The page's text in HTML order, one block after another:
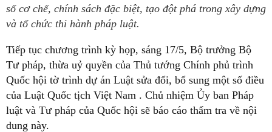
số cơ chế, chính sách đặc biệt, tạo đột phá trong xây dựng
và tổ chức thi hành pháp luật.
Tiếp tục chương trình kỳ họp, sáng 17/5, Bộ trưởng Bộ
Tư pháp, thừa uỷ quyền của Thủ tướng Chính phủ trình
Quốc hội tờ trình dự án Luật sửa đổi, bổ sung một số điều
của Luật Quốc tịch Việt Nam . Chủ nhiệm Ủy ban Pháp
luật và Tư pháp của Quốc hội sẽ báo cáo thẩm tra về nội
dung này.